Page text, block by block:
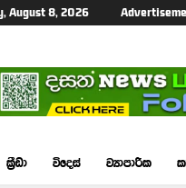
August 8, 2026
ක්‍රීඩා විදෙස් ව්‍යාපාරික